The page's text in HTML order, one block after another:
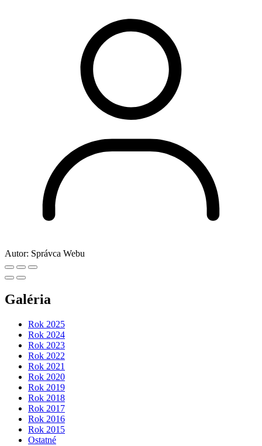
Autor: Správca Webu
Galéria
Rok 2025
Rok 2024
Rok 2023
Rok 2022
Rok 2021
Rok 2020
Rok 2019
Rok 2018
Rok 2017
Rok 2016
Rok 2015
Ostatné